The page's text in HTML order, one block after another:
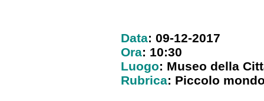
Data: 09-12-2017
Ora: 10:30
Luogo: Museo della
Rubrica: Piccolo